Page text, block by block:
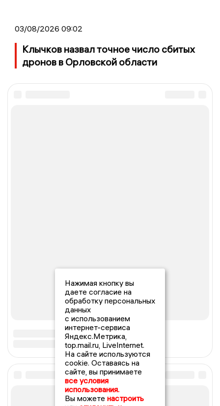
03/08/2026 09:02
Клычков назвал точное число сбитых
дронов в Орловской области
Нажимая кнопку вы
даете согласие на
обработку персональных
данных
с использованием
интернет-сервиса
Яндекс.Метрика,
top.mail.ru, LiveInternet.
На сайте используются
cookie. Оставаясь на
сайте, вы принимаете
все условия
использования.
Вы можете настроить